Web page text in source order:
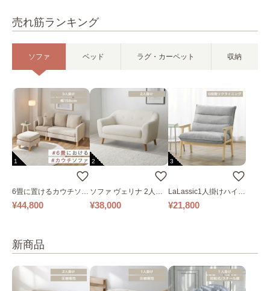
売れ筋ランキング
ソファ ベッド ラグ・カーペット 収納
1
6畳に置けるカウチソフ
ァ｜ベージュ
¥44,800
2
ソファ ヴェリナ 2人掛
け
¥38,000
3
LaLassic1人掛けハイバ
ックソファ ワイド
¥21,800
新商品